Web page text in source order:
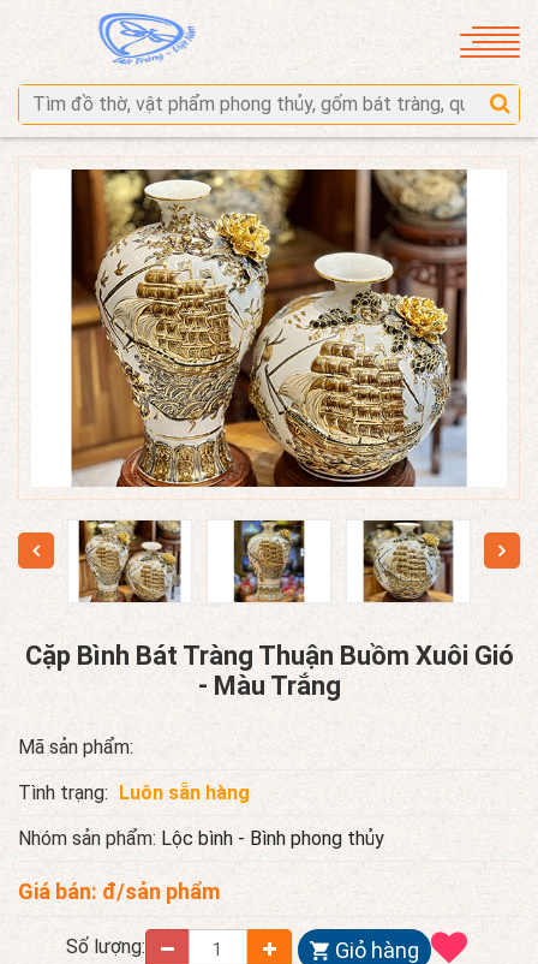
Cặp Bình Bát Tràng Thuận Buồm Xuôi Gió
- Màu Trắng
Mã sản phẩm:
Tình trạng: Luôn sẵn hàng
Nhóm sản phẩm: Lộc bình - Bình phong thủy
Giá bán: đ/sản phẩm
Số lượng: Giỏ hàng